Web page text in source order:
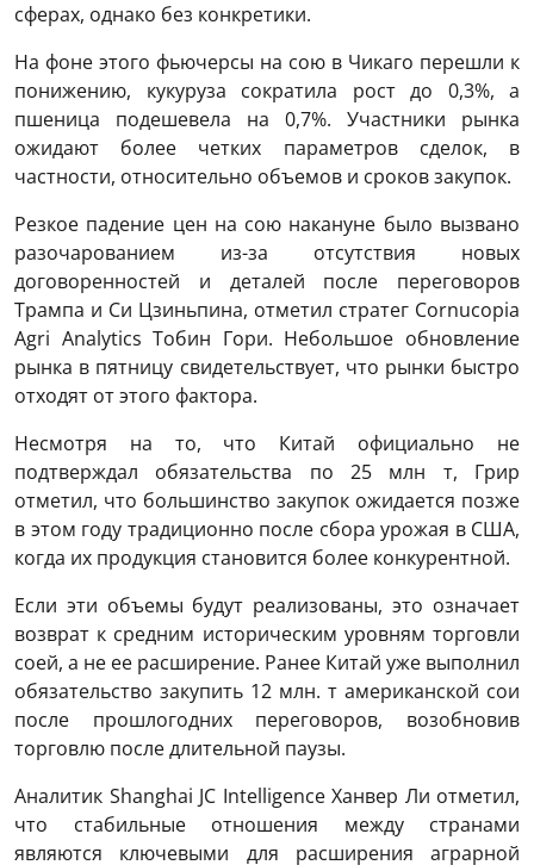
сферах, однако без конкретики.
На фоне этого фьючерсы на сою в Чикаго перешли к
понижению, кукуруза сократила рост до 0,3%, а
пшеница подешевела на 0,7%. Участники рынка
ожидают более четких параметров сделок, в
частности, относительно объемов и сроков закупок.
Резкое падение цен на сою накануне было вызвано
разочарованием из-за отсутствия новых
договоренностей и деталей после переговоров
Трампа и Си Цзиньпина, отметил стратег Cornucopia
Agri Analytics Тобин Гори. Небольшое обновление
рынка в пятницу свидетельствует, что рынки быстро
отходят от этого фактора.
Несмотря на то, что Китай официально не
подтверждал обязательства по 25 млн т, Грир
отметил, что большинство закупок ожидается позже
в этом году традиционно после сбора урожая в США,
когда их продукция становится более конкурентной.
Если эти объемы будут реализованы, это означает
возврат к средним историческим уровням торговли
соей, а не ее расширение. Ранее Китай уже выполнил
обязательство закупить 12 млн. т американской сои
после прошлогодних переговоров, возобновив
торговлю после длительной паузы.
Аналитик Shanghai JC Intelligence Ханвер Ли отметил,
что стабильные отношения между странами
являются ключевыми для расширения аграрной